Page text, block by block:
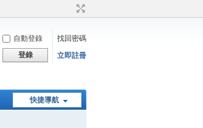
自動登錄
找回密碼
登錄 立即註冊
快捷導航